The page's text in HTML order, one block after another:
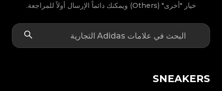
خيار "أخرى" (Others) ويمكنك دائماً الإرسال أولاً للمراجعة.
SNEAKERS